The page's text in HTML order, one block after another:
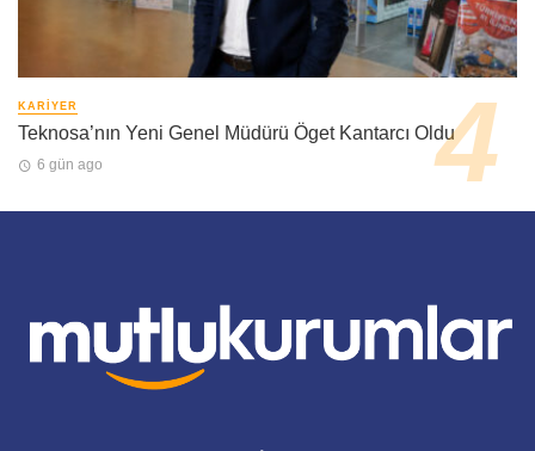
KARIYER
Teknosa’nın Yeni Genel Müdürü Öget Kantarcı Oldu
6 gün ago